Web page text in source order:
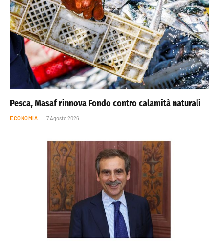
Pesca, Masaf rinnova Fondo contro calamità naturali
ECONOMIA 7 Agosto 2026